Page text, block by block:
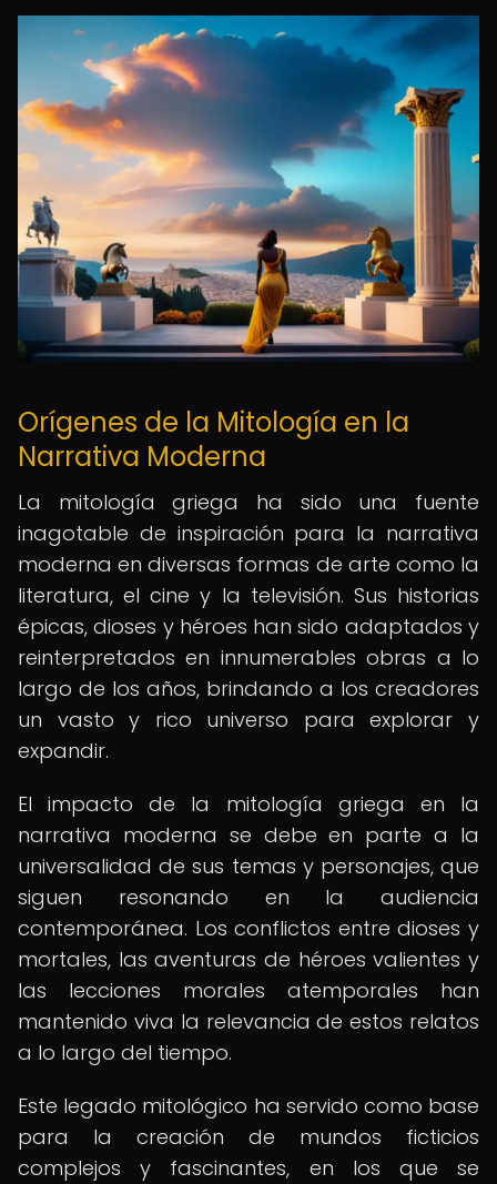
Orígenes de la Mitología en la
Narrativa Moderna
La mitología griega ha sido una fuente
inagotable de inspiración para la narrativa
moderna en diversas formas de arte como la
literatura, el cine y la televisión. Sus historias
épicas, dioses y héroes han sido adaptados y
reinterpretados en innumerables obras a lo
largo de los años, brindando a los creadores
un vasto y rico universo para explorar y
expandir.
El impacto de la mitología griega en la
narrativa moderna se debe en parte a la
universalidad de sus temas y personajes, que
siguen resonando en la audiencia
contemporánea. Los conflictos entre dioses y
mortales, las aventuras de héroes valientes y
las lecciones morales atemporales han
mantenido viva la relevancia de estos relatos
a lo largo del tiempo.
Este legado mitológico ha servido como base
para la creación de mundos ficticios
complejos y fascinantes, en los que se